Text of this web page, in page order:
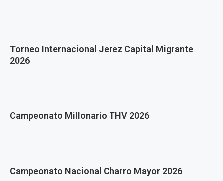
Torneo Internacional Jerez Capital Migrante
2026
Campeonato Millonario THV 2026
Campeonato Nacional Charro Mayor 2026